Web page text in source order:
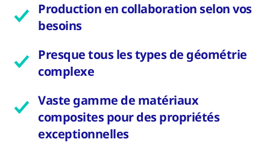
Production en collaboration selon vos
besoins
Presque tous les types de géométrie
complexe
Vaste gamme de matériaux
composites pour des propriétés
exceptionnelles